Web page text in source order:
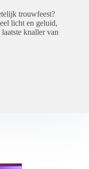
trouwfeest?
licht en geluid,
knaller van